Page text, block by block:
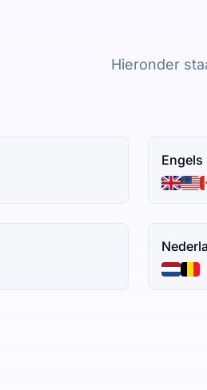
Hieronder
Engels